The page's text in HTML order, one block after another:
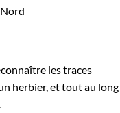
les traces
herbier, et tout au long